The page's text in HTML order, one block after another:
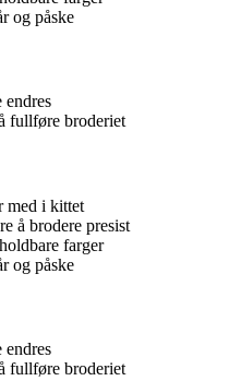
og påske
fullføre broderiet
med i kittet
å brodere presist
farger
og påske
fullføre broderiet